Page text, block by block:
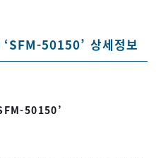
50150’ 상세정보
50150’